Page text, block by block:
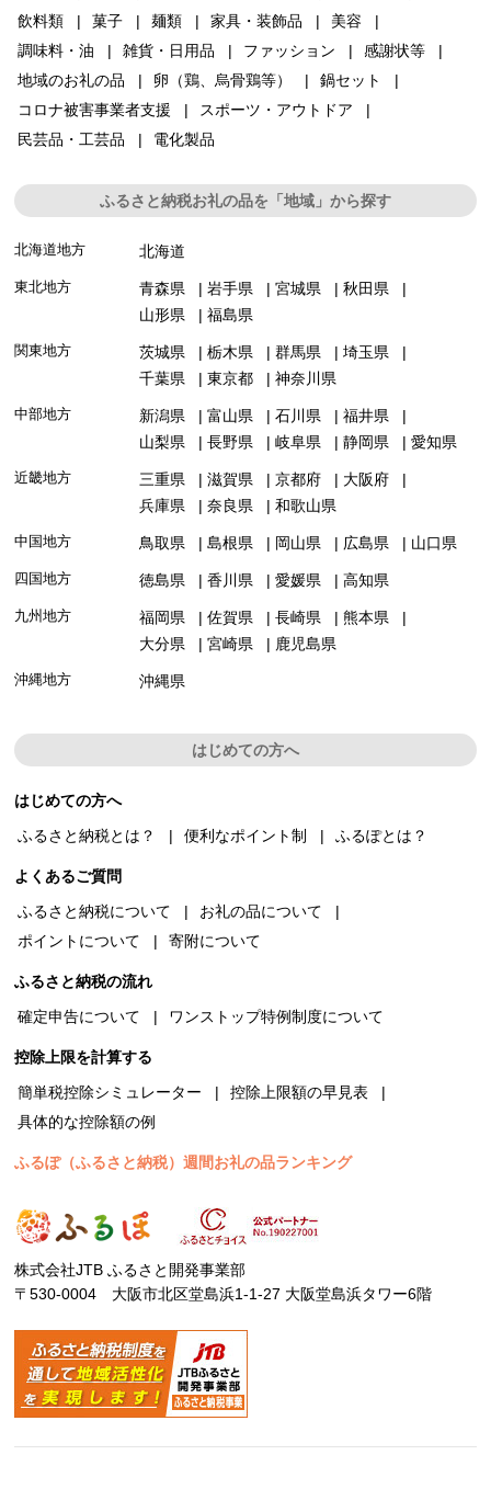
飲料類
菓子 麺類 家具・装飾品
美容
調味料・油
雑貨・日用品 ファッション
感謝状等
地域のお礼の品
卵（鶏、烏骨鶏等）
鍋セット
コロナ被害事業者支援
スポーツ・アウトドア
民芸品・工芸品
電化製品
ふるさと納税お礼の品を「地域」から探す
北海道地方 北海道
東北地方 青森県 岩手県 宮城県
秋田県
山形県
福島県
関東地方 茨城県 栃木県 群馬県
埼玉県
千葉県
東京都 神奈川県
中部地方 新潟県 富山県 石川県
福井県
山梨県
長野県 岐阜県 静岡県 愛知県
近畿地方 三重県 滋賀県 京都府
大阪府
兵庫県
奈良県 和歌山県
中国地方 鳥取県 島根県 岡山県 広島県 山口県
四国地方 徳島県 香川県 愛媛県 高知県
九州地方 福岡県 佐賀県 長崎県
熊本県
大分県
宮崎県 鹿児島県
沖縄地方 沖縄県
はじめての方へ
はじめての方へ
ふるさと納税とは？
便利なポイント制 ふるぽとは？
よくあるご質問
ふるさと納税について
お礼の品について
ポイントについて
寄附について
ふるさと納税の流れ
確定申告について
ワンストップ特例制度について
控除上限を計算する
簡単税控除シミュレーター
控除上限額の早見表
具体的な控除額の例
ふるぽ（ふるさと納税）週間お礼の品ランキング
株式会社JTB ふるさと開発事業部
〒530-0004 大阪市北区堂島浜1-1-27 大阪堂島浜タワー6階